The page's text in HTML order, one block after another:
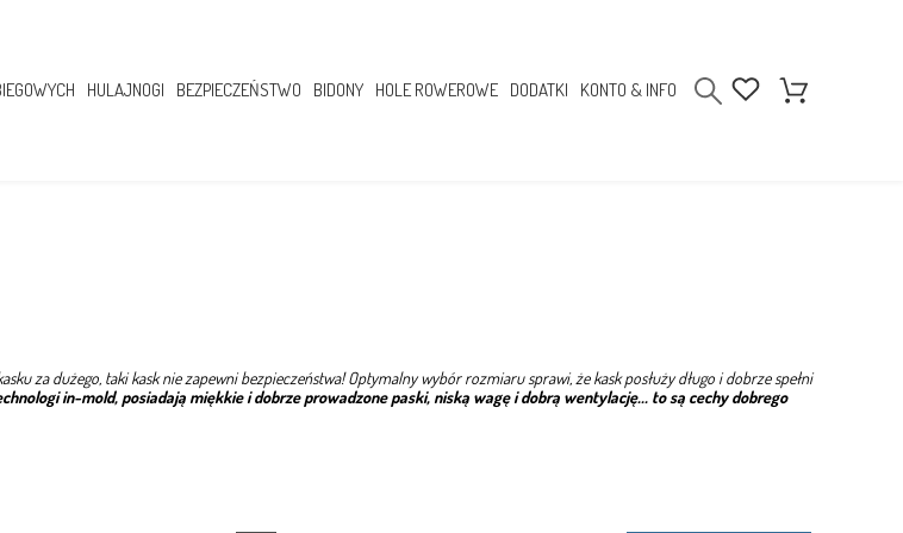
HULAJNOGI BEZPIECZEŃSTWO BIDONY HOLE ROWEROWE DODATKI KONTO & INFO
za dużego, taki kask nie zapewni bezpieczeństwa! Optymalny wybór rozmiaru sprawi, że kask posłuży długo i dobrze spełni
in-mold, posiadają miękkie i dobrze prowadzone paski, niską wagę i dobrą wentylację... to są cechy dobrego